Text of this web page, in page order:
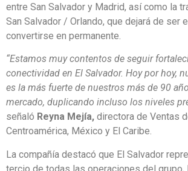
entre San Salvador y Madrid, así como la
San Salvador / Orlando, que dejará de ser
convertirse en permanente.
“Estamos muy contentos de seguir
conectividad en El Salvador. Hoy por hoy,
es la más fuerte de nuestros más de 90
mercado, duplicando incluso los niveles
señaló Reyna Mejía, directora de Ventas
Centroamérica, México y El Caribe.
La compañía destacó que El Salvador
tercio de todas las operaciones del grupo,